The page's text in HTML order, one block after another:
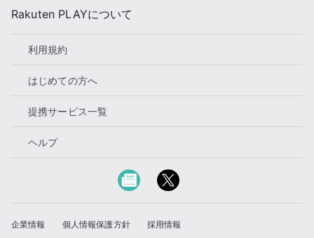
Rakuten PLAYについて
利用規約
はじめての方へ
提携サービス一覧
ヘルプ
企業情報 個人情報保護方針 採用情報